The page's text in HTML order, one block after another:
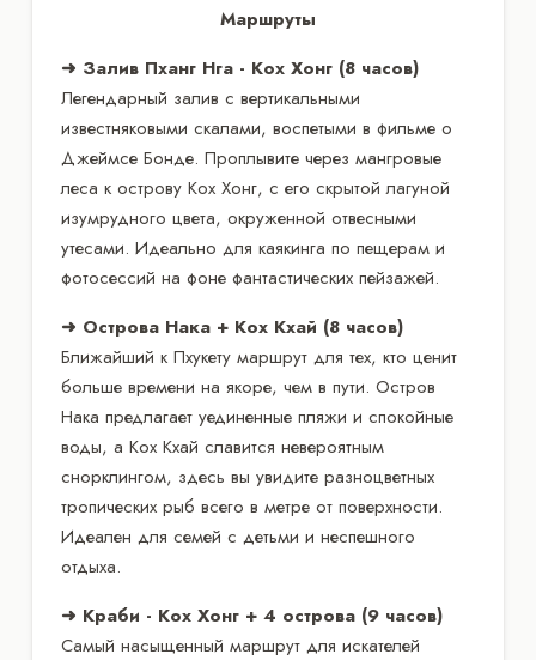
Маршруты
➜ Залив Пханг Нга - Кох Хонг (8 часов)
Легендарный залив с вертикальными
известняковыми скалами, воспетыми в фильме о
Джеймсе Бонде. Проплывите через мангровые
леса к острову Кох Хонг, с его скрытой лагуной
изумрудного цвета, окруженной отвесными
утесами. Идеально для каякинга по пещерам и
фотосессий на фоне фантастических пейзажей.
➜ Острова Нака + Кох Кхай (8 часов)
Ближайший к Пхукету маршрут для тех, кто ценит
больше времени на якоре, чем в пути. Остров
Нака предлагает уединенные пляжи и спокойные
воды, а Кох Кхай славится невероятным
снорклингом, здесь вы увидите разноцветных
тропических рыб всего в метре от поверхности.
Идеален для семей с детьми и неспешного
отдыха.
➜ Краби - Кох Хонг + 4 острова (9 часов)
Самый насыщенный маршрут для искателей